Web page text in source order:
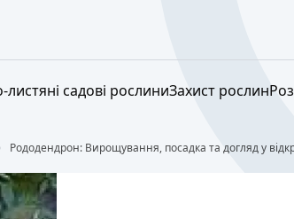
садові рослиниЗахист рослин
Рододендрон: Вирощування, посадка та догляд у